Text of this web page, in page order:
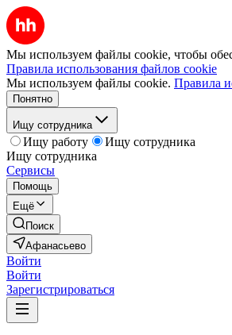
Мы используем файлы cookie, чтобы
Правила использования файлов cookie
Мы используем файлы cookie. Правила
Понятно
Ищу сотрудника
Ищу работу
Ищу сотрудника
Ищу сотрудника
Сервисы
Помощь
Ещё
Поиск
Афанасьево
Войти
Войти
Зарегистрироваться